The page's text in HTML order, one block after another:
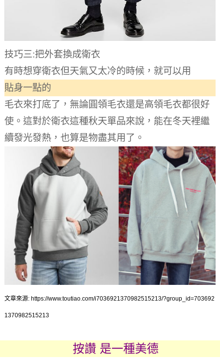
技巧三:把外套換成衛衣
有時想穿衛衣但天氣又太冷的時候，就可以用
貼身一點的
毛衣來打底了，無論圓領毛衣還是高領毛衣都很好
使。 這對於衛衣這種秋天單品來說，能在冬天裡繼
續發光發熱，也算是物盡其用了。
文章來源: https://www.toutiao.com/i7036921370982515213/?group_id=703692
1370982515213
按讚 是一種美德